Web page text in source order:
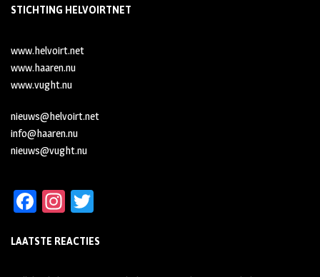
STICHTING HELVOIRTNET
www.helvoirt.net
www.haaren.nu
www.vught.nu
nieuws@helvoirt.net
info@haaren.nu
nieuws@vught.nu
Fa
b
oo
In
ag tt
LAATSTE REACTIES